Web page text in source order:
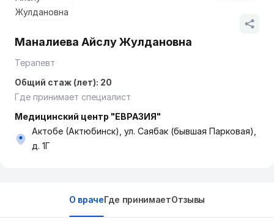
Маналиева Айслу Жулдановна
Терапевт
Общий стаж (лет): 20
Где принимает специалист
Медицинский центр "ЕВРАЗИЯ"
Актобе (Актюбинск), ул. Саябак (бывшая Парковая),
д. 1Г
О врачеГде принимаетОтзывы